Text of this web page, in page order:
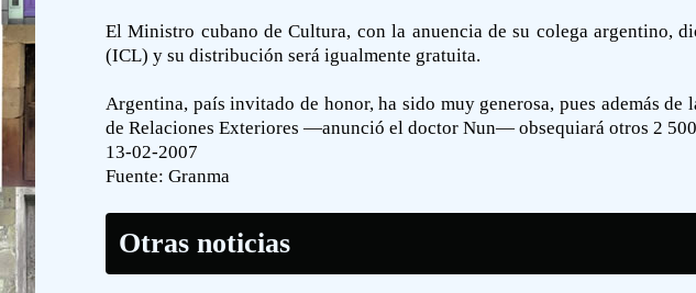
El Ministro cubano de Cultura, con la anuencia de su colega argentino,
(ICL) y su distribución será igualmente gratuita.
Argentina, país invitado de honor, ha sido muy generosa, pues además
de Relaciones Exteriores —anunció el doctor Nun— obsequiará otros 2
13-02-2007
Fuente: Granma
Otras noticias